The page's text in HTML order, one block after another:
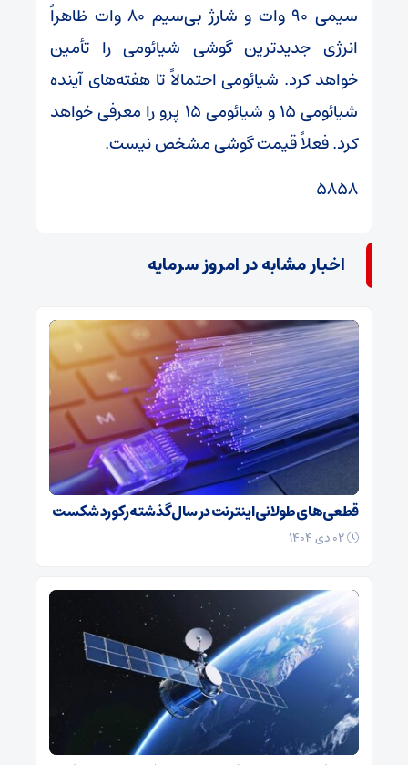
سیمی ۹۰ وات و شارژ بی‌سیم ۸۰ وات ظاهراً
انرژی جدیدترین گوشی شیائومی را تأمین
خواهد کرد. شیائومی احتمالاً تا هفته‌های آینده
شیائومی ۱۵ و شیائومی ۱۵ پرو را معرفی خواهد
کرد. فعلاً قیمت گوشی مشخص نیست.
۵۸۵۸
اخبار مشابه در امروز سرمایه
قطعی‌های طولانی اینترنت در سال گذشته رکورد شکست